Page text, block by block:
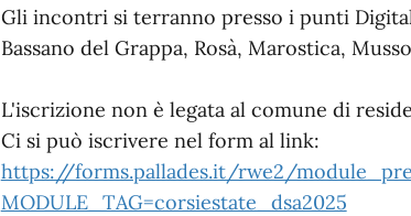
Gli incontri si terranno presso i punti
Bassano del Grappa, Rosà, Marostica,
L'iscrizione non è legata al comune di
Ci si può iscrivere nel form al link:
https://forms.pallades.it/rwe2/
MODULE_TAG=corsiestate_dsa2025